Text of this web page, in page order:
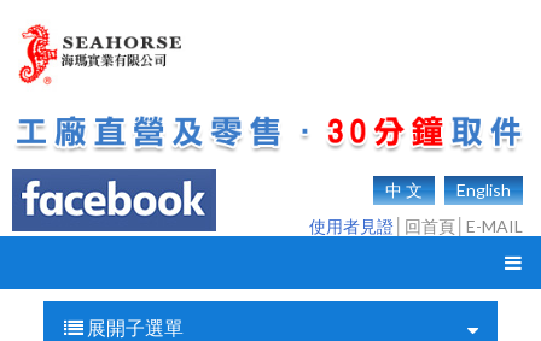
中 文
English
使用者見證 回首頁 E-MAIL
展開子選單